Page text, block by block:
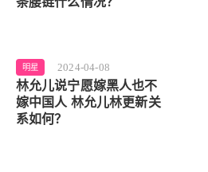
明星 2024-04-08
林允儿说宁愿嫁黑人也不
嫁中国人 林允儿林更新关
系如何？